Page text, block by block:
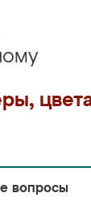
вопросы